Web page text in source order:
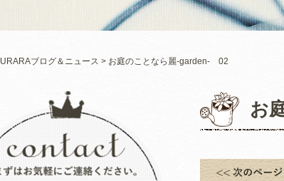
URARAブログ＆ニュース お庭のことなら麗-garden- 02
お